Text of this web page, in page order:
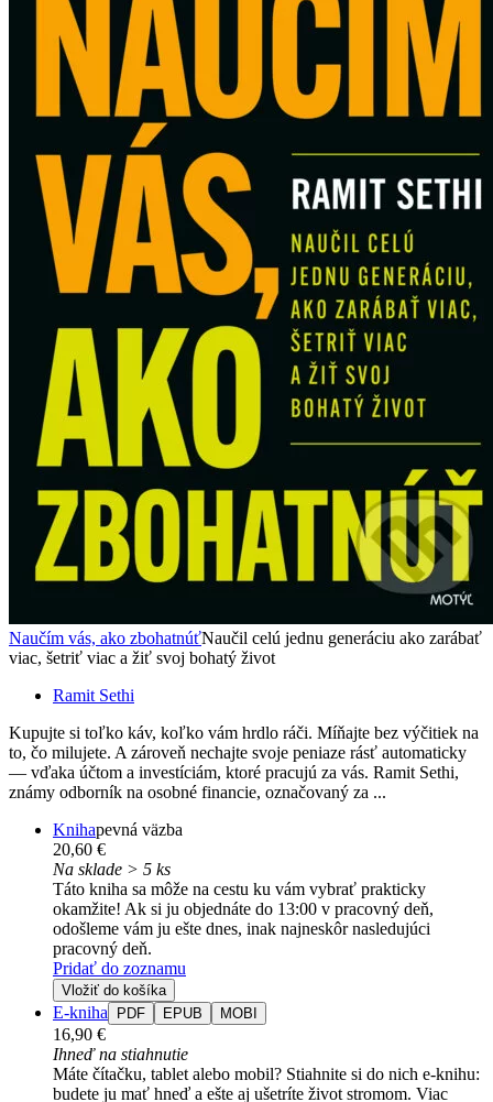
Naučím vás, ako zbohatnúťNaučil celú jednu generáciu ako zarábať
viac, šetriť viac a žiť svoj bohatý život
Ramit Sethi
Kupujte si toľko káv, koľko vám hrdlo ráči. Míňajte bez výčitiek na
to, čo milujete. A zároveň nechajte svoje peniaze rásť automaticky
— vďaka účtom a investíciám, ktoré pracujú za vás. Ramit Sethi,
známy odborník na osobné financie, označovaný za ...
Knihapevná väzba
20,60 €
Na sklade > 5 ks
Táto kniha sa môže na cestu ku vám vybrať prakticky
okamžite! Ak si ju objednáte do 13:00 v pracovný deň,
odošleme vám ju ešte dnes, inak najneskôr nasledujúci
pracovný deň.
Pridať do zoznamu
Vložiť do košíka
E-kniha PDF EPUB MOBI
16,90 €
Ihneď na stiahnutie
Máte čítačku, tablet alebo mobil? Stiahnite si do nich e-knihu:
budete ju mať hneď a ešte aj ušetríte život stromom. Viac